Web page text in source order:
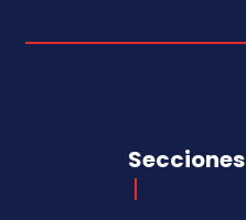
Secciones